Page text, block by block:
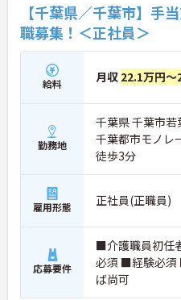
【千葉県／千葉市】手
職募集！＜正社員＞
給料 月収 22.1万円～
勤務地
千葉県 千葉市
千葉都市モノレ
徒歩3分
雇用形態 正社員(正職員)
応募要件
■介護職員初任
必須 ■経験必須
ば尚可